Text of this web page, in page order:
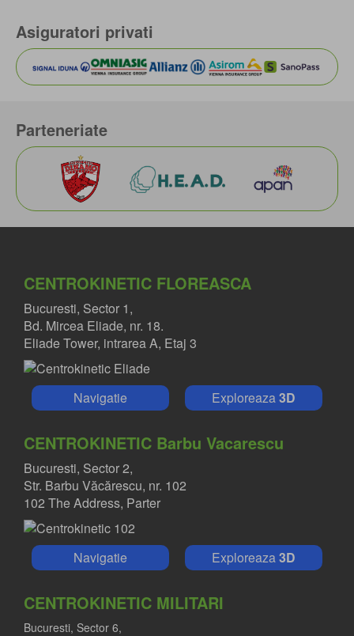
Asiguratori privati
Parteneriate
CENTROKINETIC FLOREASCA
Bucuresti, Sector 1,
Bd. Mircea Eliade, nr. 18.
Eliade Tower, intrarea A, Etaj 3
Navigatie Exploreaza3D
CENTROKINETIC Barbu Vacarescu
Bucuresti, Sector 2,
Str. Barbu Văcărescu, nr. 102
102 The Address, Parter
Navigatie Exploreaza3D
CENTROKINETIC MILITARI
Bucuresti, Sector 6,